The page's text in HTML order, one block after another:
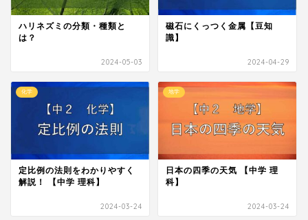
ハリネズミの分類・種類と
は？
2024-05-03
磁石にくっつく金属【豆知
識】
2024-04-29
化学
定比例の法則をわかりやすく
解説！ 【中学 理科】
2024-03-24
地学
日本の四季の天気 【中学 理
科】
2024-03-24